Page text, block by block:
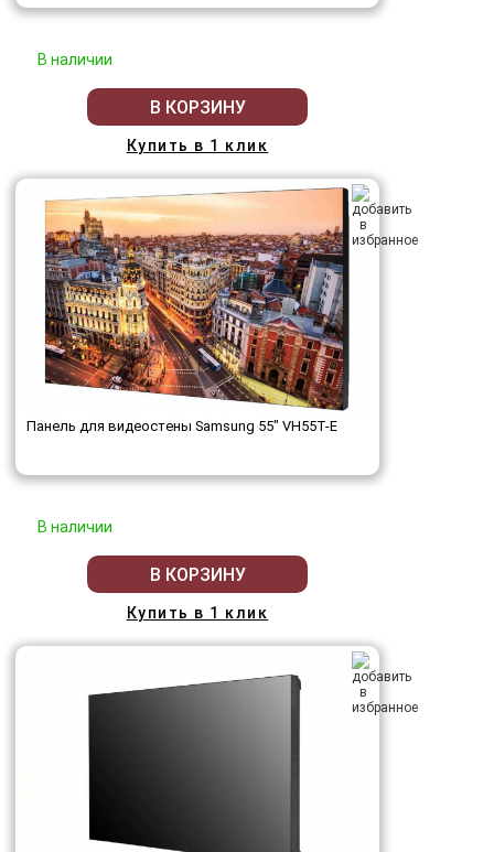
В наличии
В КОРЗИНУ
Купить в 1 клик
Панель для видеостены Samsung 55" VH55T-E
В наличии
В КОРЗИНУ
Купить в 1 клик